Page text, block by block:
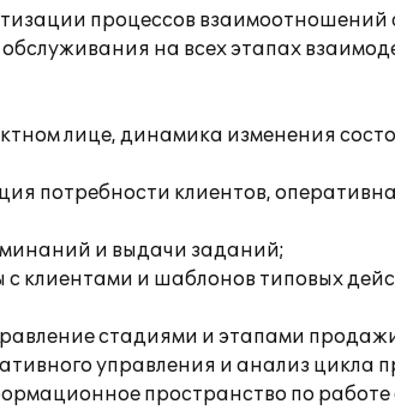
процессов взаимоотношений
на всех этапах
лице, динамика изменения
потребности клиентов,
и выдачи заданий;
клиентами и шаблонов типовых
стадиями и этапами
управления и анализ цикла
пространство по работе